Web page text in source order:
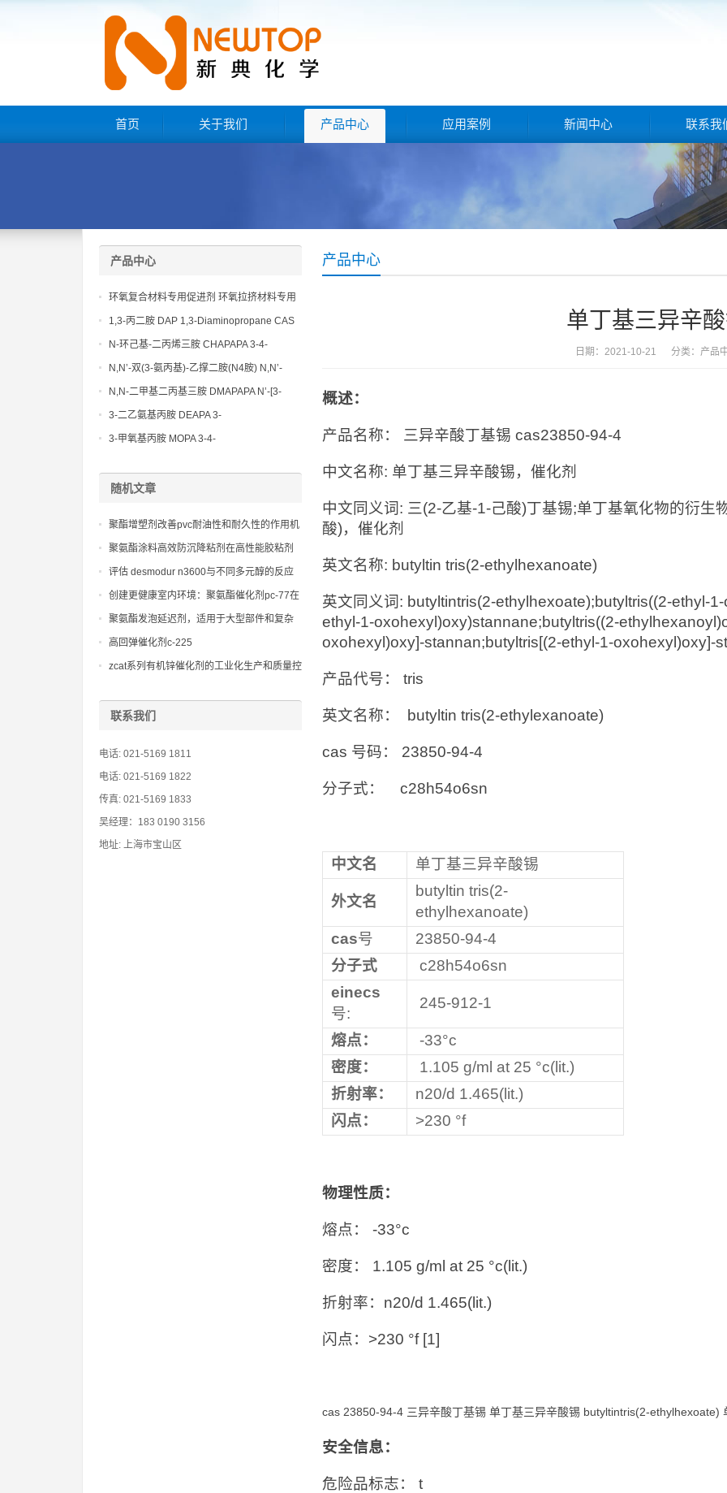
首页 关于我们 产品中心 应用案例 新闻中心 联系我
产品中心
单丁基三异辛
日期：2021-10-21 分类： 产品
概述：
产品名称： 三异辛酸丁基锡 cas23850-94-4
中文名称: 单丁基三异辛酸锡，催化剂
中文同义词: 三(2-乙基-1-己酸)丁基锡;单丁基氧化物的衍生
酸)，催化剂
英文名称: butyltin tris(2-ethylhexanoate)
英文同义词: butyltintris(2-ethylhexoate);butyltris((2-ethyl-
ethyl-1-oxohexyl)oxy)stannane;butyltris((2-
oxohexyl)oxy]-stannan;butyltris[(2-ethyl-1-oxohexyl)oxy]-
产品代号： tris
英文名称： butyltin tris(2-ethylexanoate)
cas 号码： 23850-94-4
分子式： c28h54o6sn
中文名 单丁基三异辛酸锡
外文名
butyltin tris(2-
ethylhexanoate)
cas号
23850-94-4
分子式
c28h54o6sn
einecs
号:
245-912-1
熔点：
-33°c
密度：
1.105 g/ml at 25 °c(lit.)
折射率：
n20/d 1.465(lit.)
闪点：
>230 °f
物理性质：
熔点： -33°c
密度： 1.105 g/ml at 25 °c(lit.)
折射率：n20/d 1.465(lit.)
闪点：>230 °f [1]
cas 23850-94-4 三异辛酸丁基锡 单丁基三异辛酸锡 butyltintris(2-ethylhexoate)
安全信息：
危险品标志： t
产品中心
环氧复合材料专用促进剂 环氧拉挤材料专用
促进剂 NT EP 120
1,3-丙二胺 DAP 1,3-Diaminopropane CAS
No 109-76-2
N-环己基-二丙烯三胺 CHAPAPA 3-4-
Methoxypropylamine CAS No:5332-73-0
N,N’-双(3-氨丙基)-乙撑二胺(N4胺) N,N’-
Bis(3-aminopropyl)-ethylenediamine CAS
No10563-26-5
N,N-二甲基二丙基三胺 DMAPAPA N’-[3-
(dimethylamino)propyllpropane-1,3-
diamine CAS No10563-29-8
3-二乙氨基丙胺 DEAPA 3-
(Diethylamino)propylamine CAS No 104-
3-甲氧基丙胺 MOPA 3-4-
随机文章
聚酯增塑剂改善pvc耐油性和耐久性的作用机
理分析
聚氨酯涂料高效防沉降粘剂在高性能胶粘剂
中的应用，旨在提高粘度稳定性与施胶方便
性。
评估 desmodur n3600与不同多元醇的反应
活性和兼容性
创建更健康室内环境：聚氨酯催化剂pc-77在
智能家居中的应用
聚氨酯发泡延迟剂，适用于大型部件和复杂
模具的聚氨酯灌注发泡
高回弹催化剂c-225
zcat系列有机锌催化剂的工业化生产和质量控
联系我们
电话: 021-5169 1811
电话: 021-5169 1822
传真: 021-5169 1833
吴经理：183 0190 3156
地址: 上海市宝山区